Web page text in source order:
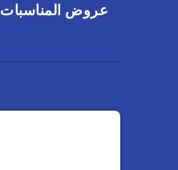
عروض المناسبات